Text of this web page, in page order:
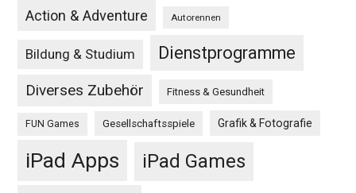
Action & Adventure Autorennen
Bildung & Studium Dienstprogramme
Diverses Zubehör Fitness & Gesundheit
FUN Games Gesellschaftsspiele Grafik & Fotografie
iPad Apps iPad Games